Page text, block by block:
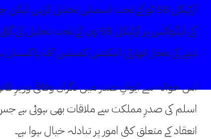
آرٹیکل 58 ٹو کے تحت اسمبلی تحلیل کریں
کی ایڈوائس پر آرٹیکل 58 ون کے تحت
دینے کی مجاز اتھارٹی الیکشن کمیشن آف پاکستان
اس حوالہ سے ایوانِ صدر میں نگران وفاقی وزیرِ
اسلم کی صدرِ مملکت سے ملاقات بھی ہوئی ہے جس
انعقاد کے متعلق کئی امور پر تبادلہ خیال ہوا ہے۔